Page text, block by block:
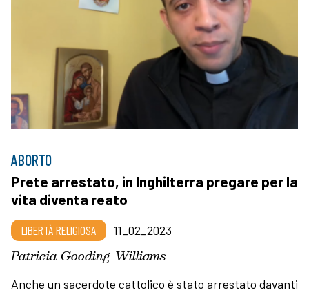
ABORTO
Prete arrestato, in Inghilterra pregare per la
vita diventa reato
LIBERTÀ RELIGIOSA 11_02_2023
Patricia Gooding-Williams
Anche un sacerdote cattolico è stato arrestato davanti